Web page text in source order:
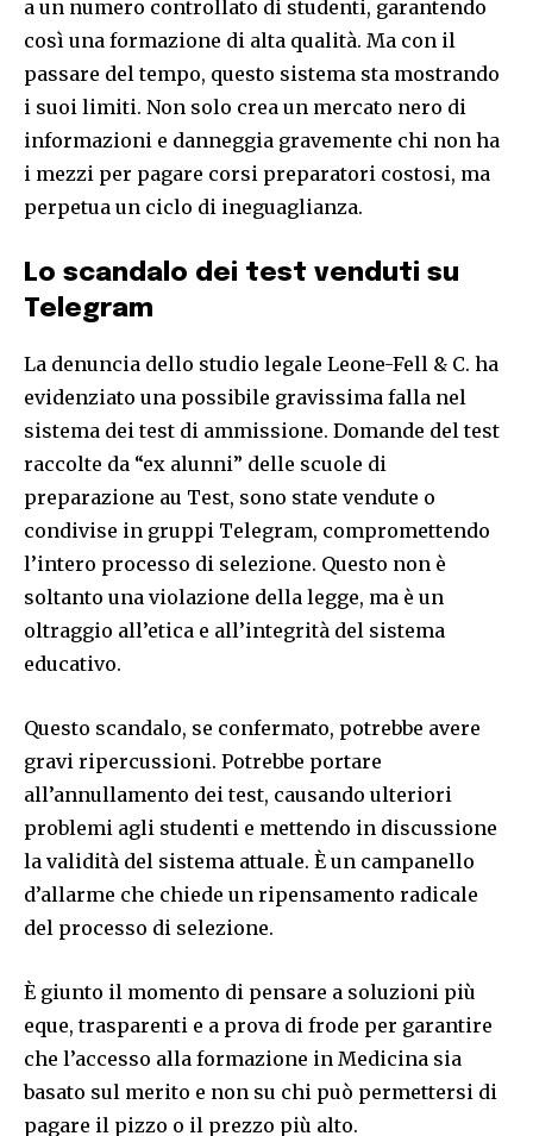
a un numero controllato di studenti, garantendo
così una formazione di alta qualità. Ma con il
passare del tempo, questo sistema sta mostrando
i suoi limiti. Non solo crea un mercato nero di
informazioni e danneggia gravemente chi non ha
i mezzi per pagare corsi preparatori costosi, ma
perpetua un ciclo di ineguaglianza.
Lo scandalo dei test venduti su
Telegram
La denuncia dello studio legale Leone-Fell & C. ha
evidenziato una possibile gravissima falla nel
sistema dei test di ammissione. Domande del test
raccolte da “ex alunni” delle scuole di
preparazione au Test, sono state vendute o
condivise in gruppi Telegram, compromettendo
l’intero processo di selezione. Questo non è
soltanto una violazione della legge, ma è un
oltraggio all’etica e all’integrità del sistema
educativo.
Questo scandalo, se confermato, potrebbe avere
gravi ripercussioni. Potrebbe portare
all’annullamento dei test, causando ulteriori
problemi agli studenti e mettendo in discussione
la validità del sistema attuale. È un campanello
d’allarme che chiede un ripensamento radicale
del processo di selezione.
È giunto il momento di pensare a soluzioni più
eque, trasparenti e a prova di frode per garantire
che l’accesso alla formazione in Medicina sia
basato sul merito e non su chi può permettersi di
pagare il pizzo o il prezzo più alto.